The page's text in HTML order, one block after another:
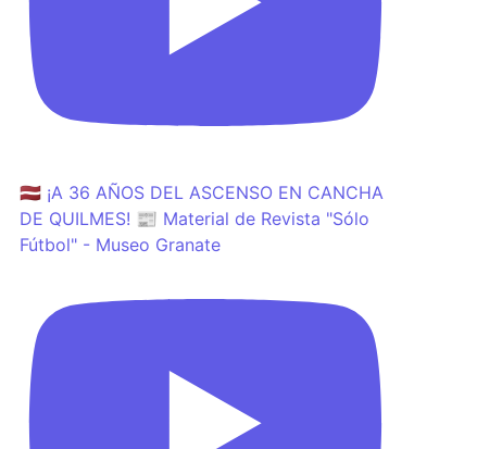
🇱🇻 ¡A 36 AÑOS DEL ASCENSO EN CANCHA
DE QUILMES! 📰 Material de Revista "Sólo
Fútbol" - Museo Granate